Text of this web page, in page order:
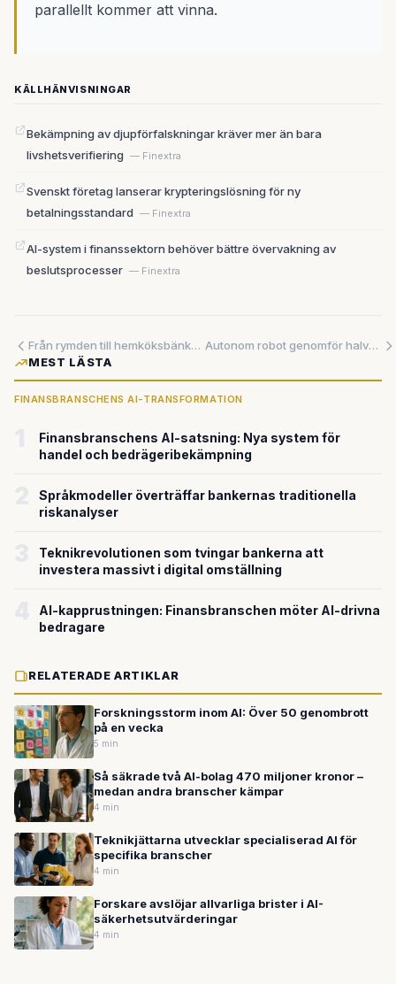
parallellt kommer att vinna.
KÄLLHÄNVISNINGAR
Bekämpning av djupförfalskningar kräver mer än bara
livshetsverifiering — Finextra
Svenskt företag lanserar krypteringslösning för ny
betalningsstandard — Finextra
AI-system i finanssektorn behöver bättre övervakning av
beslutsprocesser — Finextra
Från rymden till hemköksbänken – så planerar teknikjättarna att tackla AI:s energikris
Autonom robot genomför halvmaraton på 50 minuter och 26 sekunder
MEST LÄSTA
FINANSBRANSCHENS AI-TRANSFORMATION
Finansbranschens AI-satsning: Nya system för
handel och bedrägeribekämpning
Språkmodeller överträffar bankernas traditionella
riskanalyser
Teknikrevolutionen som tvingar bankerna att
investera massivt i digital omställning
AI-kapprustningen: Finansbranschen möter AI-drivna
bedragare
RELATERADE ARTIKLAR
Forskningsstorm inom AI: Över 50 genombrott
på en vecka
5 min
Så säkrade två AI-bolag 470 miljoner kronor –
medan andra branscher kämpar
4 min
Teknikjättarna utvecklar specialiserad AI för
specifika branscher
4 min
Forskare avslöjar allvarliga brister i AI-
säkerhetsutvärderingar
4 min